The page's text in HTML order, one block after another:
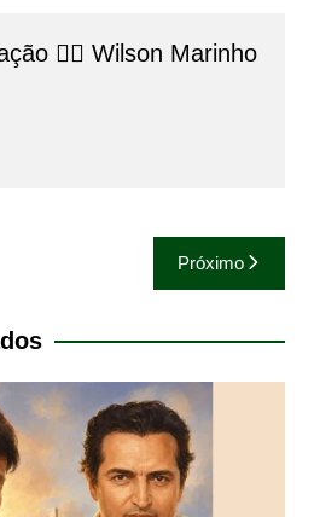
👨‍⚖️​ Wilson Marinho
Próximo